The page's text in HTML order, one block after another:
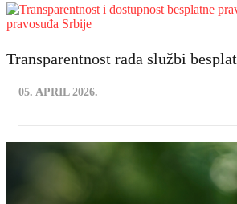
Transparentnost rada službi
05. APRIL 2026.